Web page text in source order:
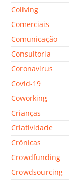
Coliving
Comerciais
Comunicação
Consultoria
Coronavírus
Covid-19
Coworking
Crianças
Criatividade
Crônicas
Crowdfunding
Crowdsourcing